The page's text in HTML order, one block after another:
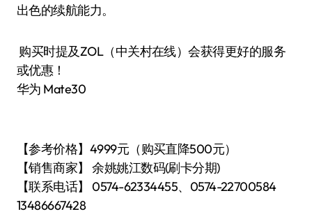
出色的续航能力。
购买时提及ZOL（中关村在线）会获得更好的服务
或优惠！
华为 Mate30
【参考价格】4999元（购买直降500元）
【销售商家】 余姚姚江数码(刷卡分期)
【联系电话】 0574-62334455、0574-22700584
13486667428